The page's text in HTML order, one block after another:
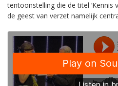
tentoonstelling die de titel ‘Kennis
de geest van verzet namelijk